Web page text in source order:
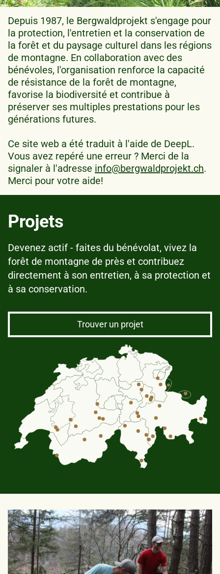
Depuis 1987, le Bergwaldprojekt s'engage pour
la protection, l'entretien et la conservation de
la forêt et du paysage culturel dans les régions
de montagne. En collaboration avec des
bénévoles, l'organisation renforce la capacité
de résistance de la forêt de montagne,
favorise la biodiversité et contribue à
préserver ses multiples prestations pour les
générations futures.
Ce site web a été traduit à l'aide de DeepL.
Vous avez repéré une erreur ? Merci de la
signaler à l'adresse info@bergwaldprojekt.ch.
Merci pour votre aide!
Projets
Devenez actif - faites du bénévolat, vivez la
forêt de montagne de près et contribuez
directement à son entretien, à sa protection et
à sa conservation.
Trouver un projet